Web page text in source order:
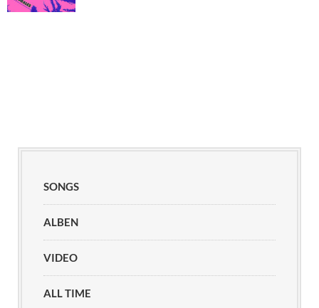
SONGS
ALBEN
VIDEO
ALL TIME